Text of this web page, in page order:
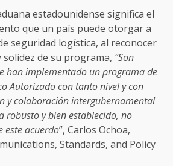
estadounidense significa el
que un país puede otorgar a
seguridad logística, al reconocer
de su programa, “Son
han implementado un programa de
Autorizado con tanto nivel y con
y colaboración intergubernamental
robusto y bien establecido, no
este acuerdo”, Carlos Ochoa,
Standards, and Policy